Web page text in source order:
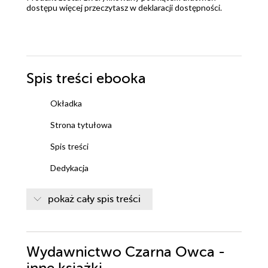
dostępu więcej przeczytasz wdeklaracji dostępności.
Spis treści ebooka
Okładka
Strona tytułowa
Spis treści
Dedykacja
3
4
pokaż cały spis treści
Wydawnictwo Czarna Owca -